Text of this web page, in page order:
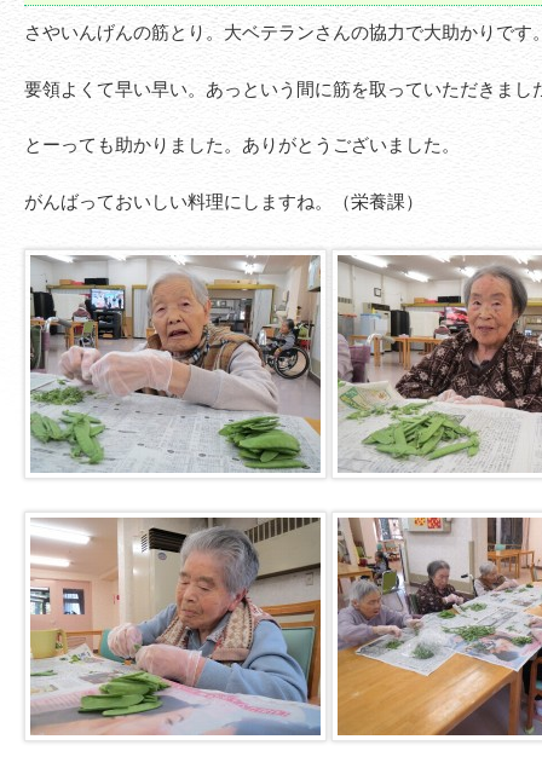
さやいんげんの筋とり。大ベテランさんの協力で大助かりです
要領よくて早い早い。あっという間に筋を取っていただきまし
とーっても助かりました。ありがとうございました。
がんばっておいしい料理にしますね。（栄養課）